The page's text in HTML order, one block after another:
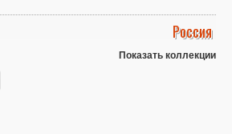
Россия
Показать коллекции